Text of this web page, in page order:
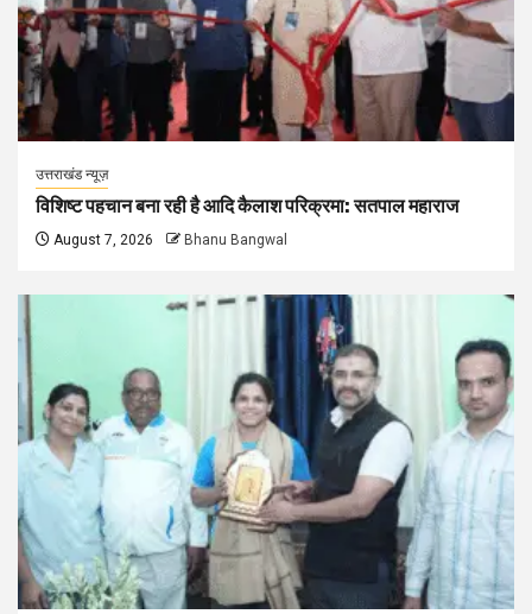
उत्तराखंड न्यूज़
विशिष्ट पहचान बना रही है आदि कैलाश परिक्रमा: सतपाल महाराज
August 7, 2026 Bhanu Bangwal